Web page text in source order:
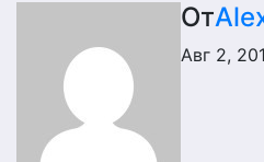
От
Авг 2,